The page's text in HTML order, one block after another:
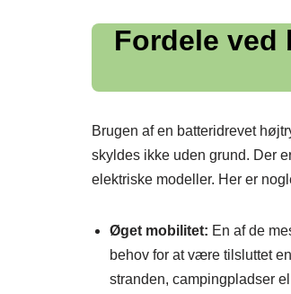
Fordele
Brugen af en batteridrevet
skyldes ikke uden grund. Der
elektriske modeller. Her er
Øget mobilitet: En af de
behov for at være tilsluttet
stranden, campingpladser